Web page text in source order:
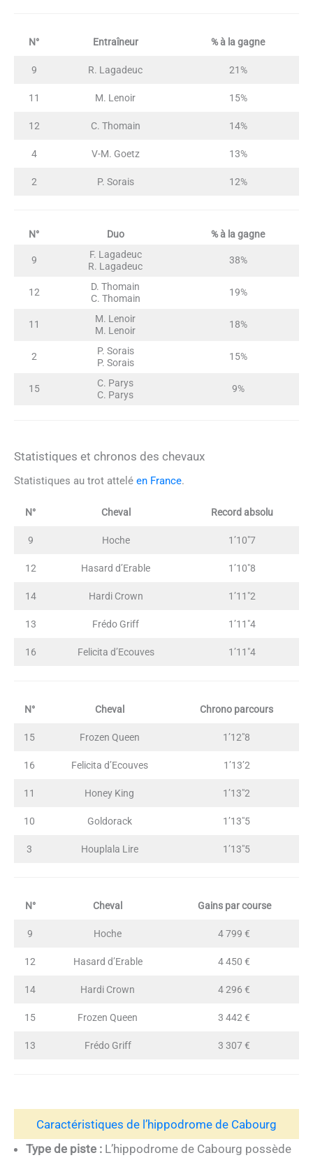
N° Entraîneur % à la gagne
9 R. Lagadeuc 21%
11 M. Lenoir 15%
12 C. Thomain 14%
4 V-M. Goetz 13%
2 P. Sorais 12%
N° Duo % à la gagne
9
F. Lagadeuc
R. Lagadeuc
38%
12
D. Thomain
C. Thomain
19%
11
M. Lenoir
M. Lenoir
18%
2
P. Sorais
P. Sorais
15%
15
C. Parys
C. Parys
9%
Statistiques et chronos des chevaux
Statistiques au trot attelé en France.
N° Cheval Record absolu
9 Hoche 1’10″7
12 Hasard d’Erable 1’10″8
14 Hardi Crown 1’11″2
13 Frédo Griff 1’11″4
16 Felicita d’Ecouves 1’11″4
N° Cheval Chrono parcours
15 Frozen Queen 1’12″8
16 Felicita d’Ecouves 1’13’2
11 Honey King 1’13″2
10 Goldorack 1’13″5
3 Houplala Lire 1’13″5
N° Cheval Gains par course
9 Hoche 4 799 €
12 Hasard d’Erable 4 450 €
14 Hardi Crown 4 296 €
15 Frozen Queen 3 442 €
13 Frédo Griff 3 307 €
Caractéristiques de l’hippodrome de Cabourg
Type de piste : L’hippodrome de Cabourg possède